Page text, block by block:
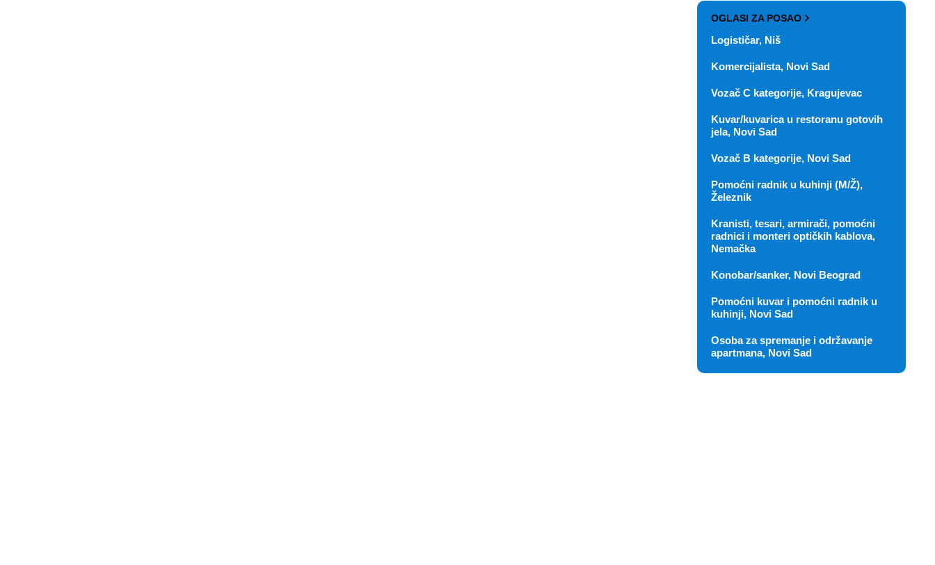
OGLASI ZA POSAO
Logističar, Niš
Komercijalista, Novi Sad
Vozač C kategorije, Kragujevac
Kuvar/kuvarica u restoranu gotovih
jela, Novi Sad
Vozač B kategorije, Novi Sad
Pomoćni radnik u kuhinji (M/Ž),
Železnik
Kranisti, tesari, armirači, pomoćni
radnici i monteri optičkih kablova,
Nemačka
Konobar/sanker, Novi Beograd
Pomoćni kuvar i pomoćni radnik u
kuhinji, Novi Sad
Osoba za spremanje i održavanje
apartmana, Novi Sad